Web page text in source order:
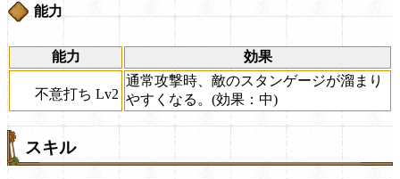
能力
能力 効果
不意打ち Lv2
通常攻撃時、敵のスタンゲージが溜まり
やすくなる。(効果：中)
スキル